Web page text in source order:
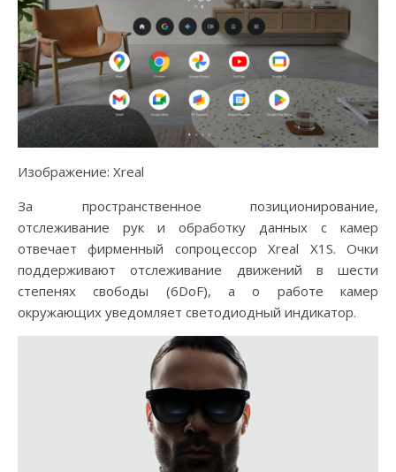
Изображение: Xreal
За пространственное позиционирование,
отслеживание рук и обработку данных с камер
отвечает фирменный сопроцессор Xreal X1S. Очки
поддерживают отслеживание движений в шести
степенях свободы (6DoF), а о работе камер
окружающих уведомляет светодиодный индикатор.